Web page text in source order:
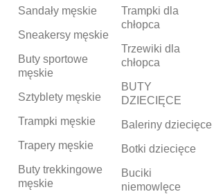
Sandały męskie
Sneakersy męskie
Buty sportowe
męskie
Sztyblety męskie
Trampki męskie
Trapery męskie
Buty trekkingowe
męskie
Trampki dla
chłopca
Trzewiki dla
chłopca
BUTY
DZIECIĘCE
Baleriny dziecięce
Botki dziecięce
Buciki
niemowlęce